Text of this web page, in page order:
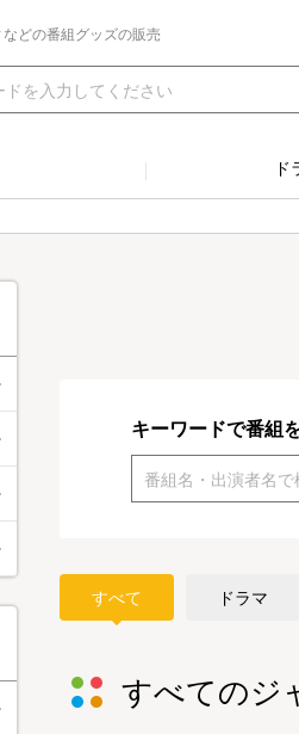
どの番組グッズの販売
キーワードで番組
すべて ドラマ
すべてのジ